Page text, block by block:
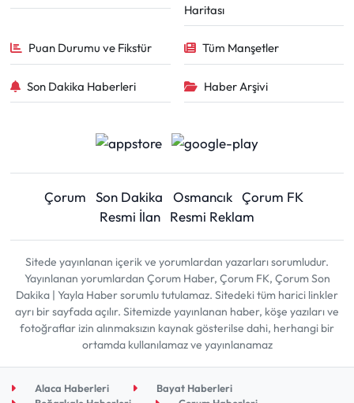
Haritası
Puan Durumu ve Fikstür Tüm Manşetler
Son Dakika Haberleri Haber Arşivi
Çorum Son Dakika Osmancık Çorum FK
Resmi İlan
Resmi Reklam
Sitede yayınlanan içerik ve yorumlardan yazarları sorumludur.
Yayınlanan yorumlardan Çorum Haber, Çorum FK, Çorum Son
Dakika | Yayla Haber sorumlu tutulamaz. Sitedeki tüm harici linkler
ayrı bir sayfada açılır. Sitemizde yayınlanan haber, köşe yazıları ve
fotoğraflar izin alınmaksızın kaynak gösterilse dahi, herhangi bir
ortamda kullanılamaz ve yayınlanamaz
Alaca Haberleri
Bayat Haberleri